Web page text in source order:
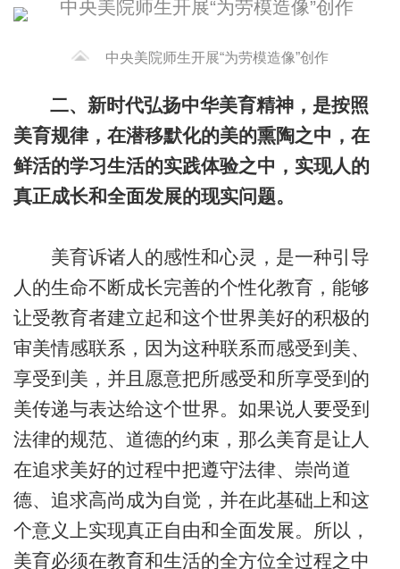
中央美院师生开展“为劳模造像”创作
二、新时代弘扬中华美育精神，是按照
美育规律，在潜移默化的美的熏陶之中，在
鲜活的学习生活的实践体验之中，实现人的
真正成长和全面发展的现实问题。
美育诉诸人的感性和心灵，是一种引导
人的生命不断成长完善的个性化教育，能够
让受教育者建立起和这个世界美好的积极的
审美情感联系，因为这种联系而感受到美、
享受到美，并且愿意把所感受和所享受到的
美传递与表达给这个世界。如果说人要受到
法律的规范、道德的约束，那么美育是让人
在追求美好的过程中把遵守法律、崇尚道
德、追求高尚成为自觉，并在此基础上和这
个意义上实现真正自由和全面发展。所以，
美育必须在教育和生活的全方位全过程之中